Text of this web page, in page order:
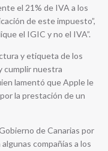
el 21% de IVA a los
de este impuesto”,
el IGIC y no el IVA”.
y etiqueta de los
cumplir nuestra
lamentó que Apple le
la prestación de un
de Canarias por
compañías a los